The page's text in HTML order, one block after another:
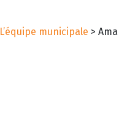
L’équipe municipale >